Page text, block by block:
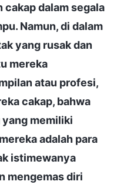
cakap dalam segala
Namun, di dalam
yang rusak dan
mereka
atau profesi,
cakap, bahwa
yang memiliki
adalah para
istimewanya
mengemas diri